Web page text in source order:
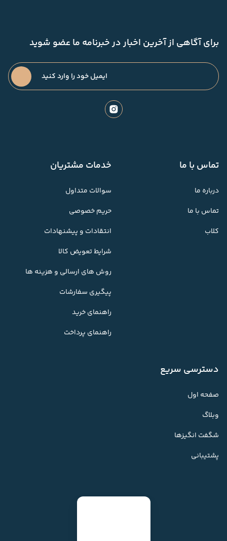
برای آگاهی از آخرین اخبار در خبرنامه ما عضو شوید
تماس با ما
درباره ما
تماس با ما
کلاب
خدمات مشتریان
سوالات متداول
حریم خصوصی
انتقادات و پیشنهادات
شرایط تعویض کالا
روش های ارسالی و هزینه ها
پیگیری سفارشات
راهنمای خرید
راهنمای پرداخت
دسترسی سریع
صفحه اول
وبلاگ
شگفت انگیزها
پشتیبانی